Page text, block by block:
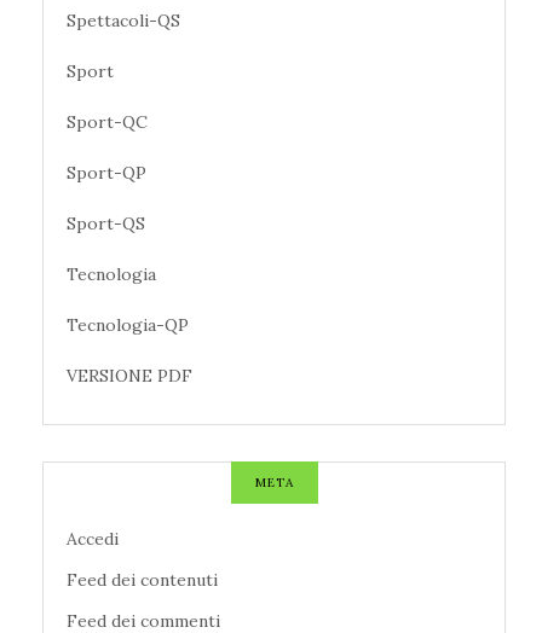
Spettacoli-QS
Sport
Sport-QC
Sport-QP
Sport-QS
Tecnologia
Tecnologia-QP
VERSIONE PDF
META
Accedi
Feed dei contenuti
Feed dei commenti